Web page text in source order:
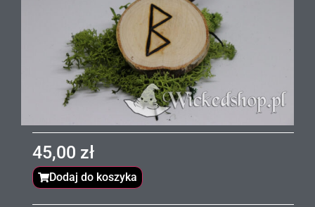
45,00 zł
Dodaj do koszyka